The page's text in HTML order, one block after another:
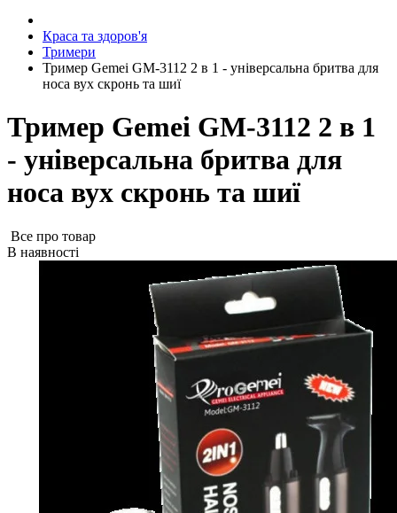
Краса та здоров'я
Тримери
Тример Gemei GM-3112 2 в 1 - універсальна бритва для
носа вух скронь та шиї
Тример Gemei GM-3112 2 в 1
- універсальна бритва для
носа вух скронь та шиї
Все про товар
В наявності